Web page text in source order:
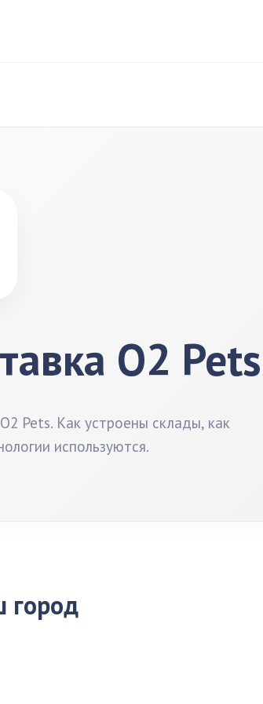
O2 Pets
Pets. Как устроены склады, как
используются.
город